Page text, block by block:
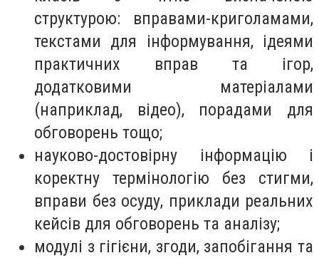
структурою: вправами-криголамами,
текстами для інформування, ідеями
практичних вправ та ігор,
додатковими матеріалами
(наприклад, відео), порадами для
обговорень тощо;
науково-достовірну інформацію і
коректну термінологію без стигми,
вправи без осуду, приклади реальних
кейсів для обговорень та аналізу;
модулі з гігієни, згоди, запобігання та